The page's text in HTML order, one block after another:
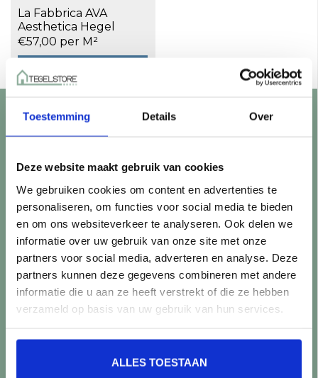
Toestemming Details Over
Deze website maakt gebruik van cookies
We gebruiken cookies om content en advertenties te
personaliseren, om functies voor social media te bieden
en om ons websiteverkeer te analyseren. Ook delen we
informatie over uw gebruik van onze site met onze
partners voor social media, adverteren en analyse. Deze
partners kunnen deze gegevens combineren met andere
informatie die u aan ze heeft verstrekt of die ze hebben
verzameld op basis van uw gebruik van hun services.
ALLES TOESTAAN
La Fabbrica AVA
Aesthetica Hegel
Gepolijst 079061
60x120 cm a 1,44 m²
€57,00 per M²
Vraag een offerte aan
Levering en bezorging
Betaalmethoden
Retourneren
Controle vóór verwerking
Snijverlies
Batch, kaliber & kleurnuances
Garantie & klachten
Veelgestelde vragen